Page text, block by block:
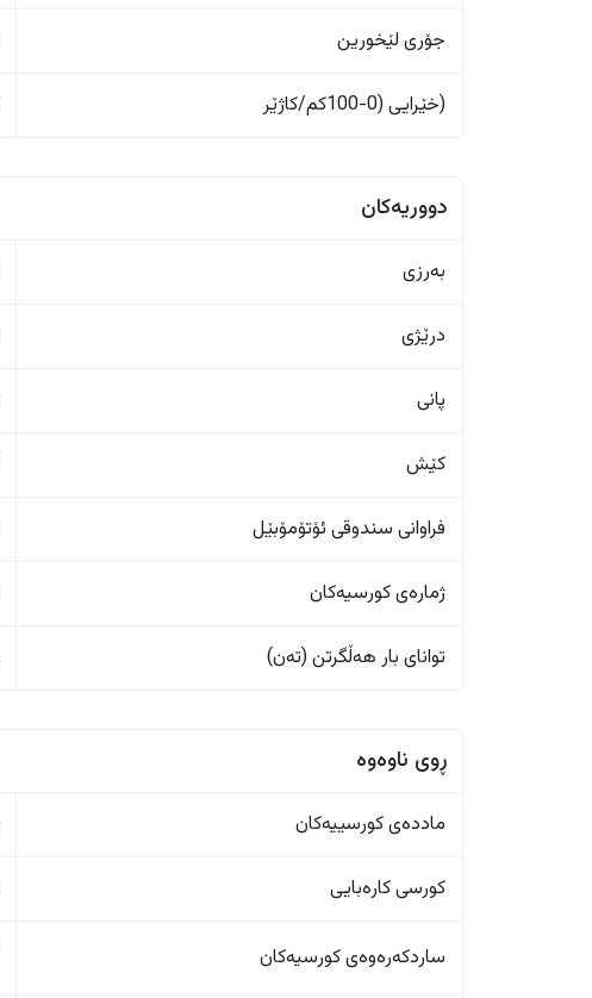
جۆری لێخورین
(خێرایی (0-100کم/کاژێر
دووریەکان
بەرزی
درێژی
پانی
کێش
فراوانی سندوقی ئۆتۆمۆبێل
ژمارەی کورسیەکان
تواناى بار هەڵگرتن (تەن)
ڕوی ناوەوە
ماددەی کورسییەکان
کورسی کارەبایی
ساردکەرەوەی کورسیەکان